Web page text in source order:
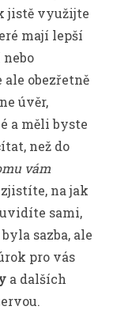
jistě využijte
mají lepší
obezřetně
úvěr,
a měli byste
než do
vám
zjistíte, na jak
sami,
sazba, ale
pro vás
a dalších